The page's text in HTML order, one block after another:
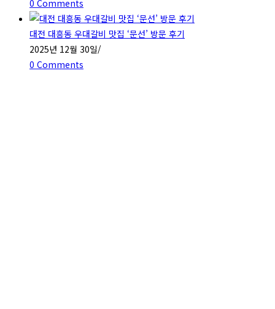
0 Comments
대전 대흥동 우대갈비 맛집 ‘문선’ 방문 후기
2025년 12월 30일/
0 Comments